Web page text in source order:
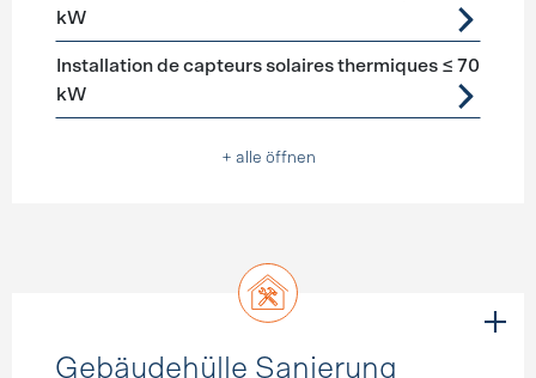
kW
Installation de capteurs solaires thermiques ≤ 70
kW
+ alle öffnen
Gebäudehülle Sanierung